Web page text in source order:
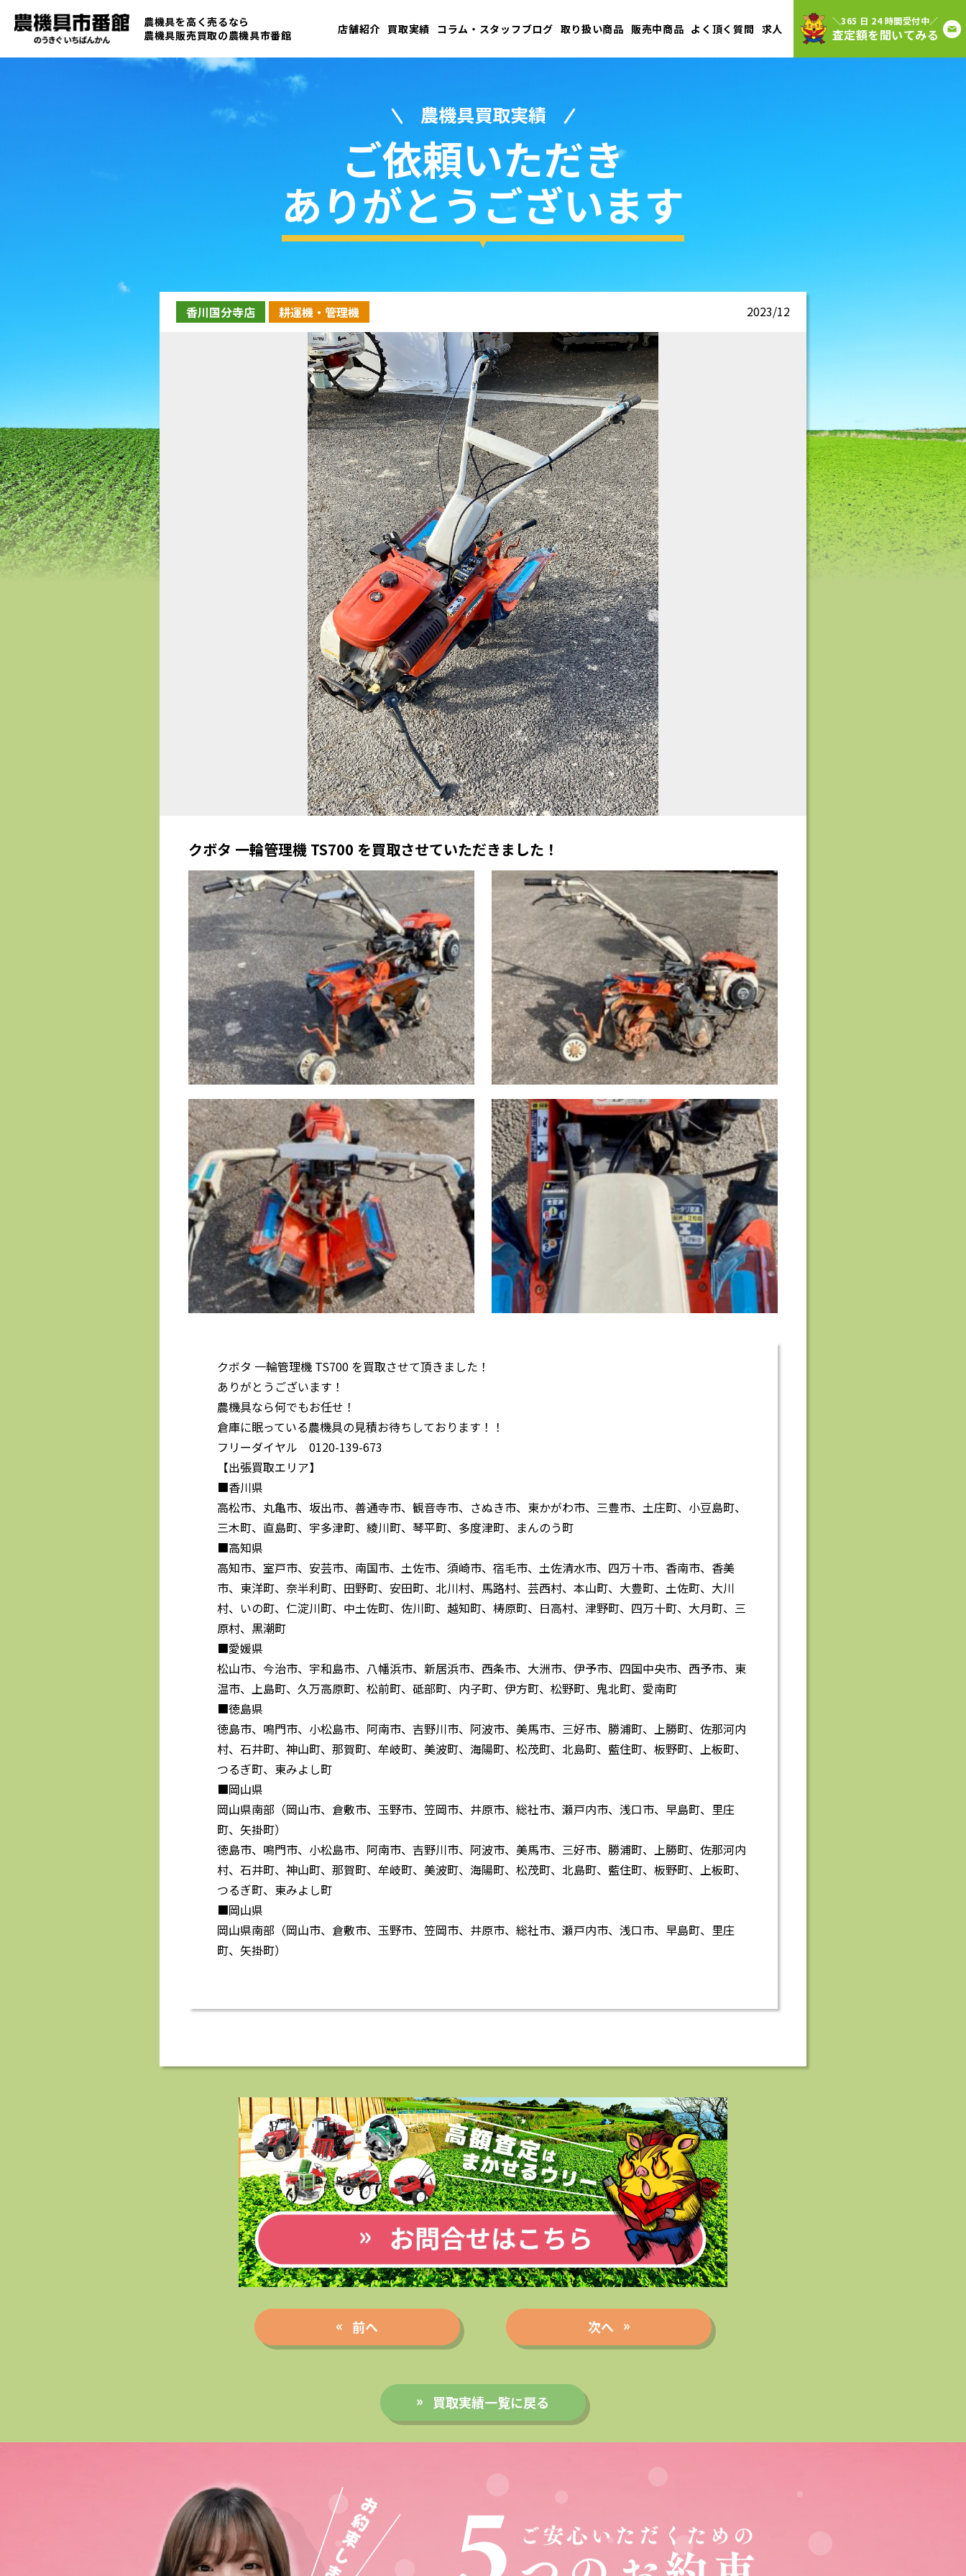
農機具を高く売るなら
農機具販売買取の農機具市番館 店舗紹介 買取実績 コラム・スタッフブログ 取り扱い商品 販売中商品 よく頂く質問 求人
＼365 日 24 時間受付中／
査定額を聞いてみる
農機具買取実績
ご依頼いただき
ありがとうございます
香川国分寺店 耕運機・管理機 2023/12
クボタ 一輪管理機 TS700 を買取させていただきました！
クボタ 一輪管理機 TS700 を買取させて頂きました！
ありがとうございます！
農機具なら何でもお任せ！
倉庫に眠っている農機具の見積お待ちしております！！
フリーダイヤル 0120-139-673
【出張買取エリア】
■香川県
高松市、丸亀市、坂出市、善通寺市、観音寺市、さぬき市、東かがわ市、三豊市、土庄町、小豆島町、
三木町、直島町、宇多津町、綾川町、琴平町、多度津町、まんのう町
■高知県
高知市、室戸市、安芸市、南国市、土佐市、須崎市、宿毛市、土佐清水市、四万十市、香南市、香美
市、東洋町、奈半利町、田野町、安田町、北川村、馬路村、芸西村、本山町、大豊町、土佐町、大川
村、いの町、仁淀川町、中土佐町、佐川町、越知町、梼原町、日高村、津野町、四万十町、大月町、三
原村、黒潮町
■愛媛県
松山市、今治市、宇和島市、八幡浜市、新居浜市、西条市、大洲市、伊予市、四国中央市、西予市、東
温市、上島町、久万高原町、松前町、砥部町、内子町、伊方町、松野町、鬼北町、愛南町
■徳島県
徳島市、鳴門市、小松島市、阿南市、吉野川市、阿波市、美馬市、三好市、勝浦町、上勝町、佐那河内
村、石井町、神山町、那賀町、牟岐町、美波町、海陽町、松茂町、北島町、藍住町、板野町、上板町、
つるぎ町、東みよし町
■岡山県
岡山県南部（岡山市、倉敷市、玉野市、笠岡市、井原市、総社市、瀬戸内市、浅口市、早島町、里庄
町、矢掛町）
徳島市、鳴門市、小松島市、阿南市、吉野川市、阿波市、美馬市、三好市、勝浦町、上勝町、佐那河内
村、石井町、神山町、那賀町、牟岐町、美波町、海陽町、松茂町、北島町、藍住町、板野町、上板町、
つるぎ町、東みよし町
■岡山県
岡山県南部（岡山市、倉敷市、玉野市、笠岡市、井原市、総社市、瀬戸内市、浅口市、早島町、里庄
町、矢掛町）
前へ 次へ
買取実績一覧に戻る